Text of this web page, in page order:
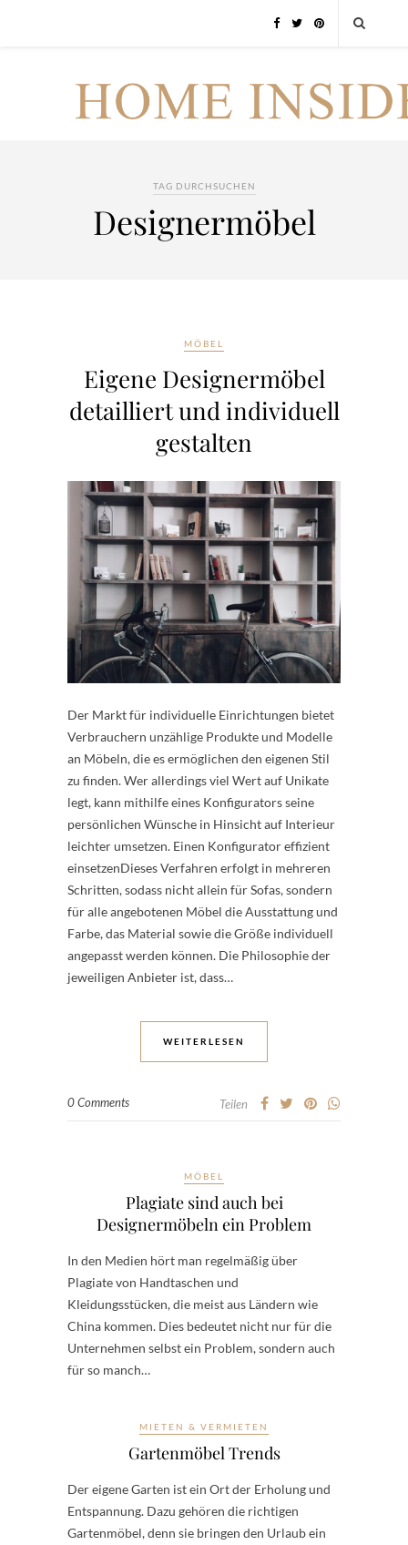
TAG DURCHSUCHEN
Designermöbel
MÖBEL
Eigene Designermöbel
detailliert und individuell
gestalten
Der Markt für individuelle Einrichtungen bietet
Verbrauchern unzählige Produkte und Modelle
an Möbeln, die es ermöglichen den eigenen Stil
zu finden. Wer allerdings viel Wert auf Unikate
legt, kann mithilfe eines Konfigurators seine
persönlichen Wünsche in Hinsicht auf Interieur
leichter umsetzen. Einen Konfigurator effizient
einsetzenDieses Verfahren erfolgt in mehreren
Schritten, sodass nicht allein für Sofas, sondern
für alle angebotenen Möbel die Ausstattung und
Farbe, das Material sowie die Größe individuell
angepasst werden können. Die Philosophie der
jeweiligen Anbieter ist, dass…
WEITERLESEN
0 Comments Teilen
MÖBEL
Plagiate sind auch bei
Designermöbeln ein Problem
In den Medien hört man regelmäßig über
Plagiate von Handtaschen und
Kleidungsstücken, die meist aus Ländern wie
China kommen. Dies bedeutet nicht nur für die
Unternehmen selbst ein Problem, sondern auch
für so manch…
MIETEN & VERMIETEN
Gartenmöbel Trends
Der eigene Garten ist ein Ort der Erholung und
Entspannung. Dazu gehören die richtigen
Gartenmöbel, denn sie bringen den Urlaub ein